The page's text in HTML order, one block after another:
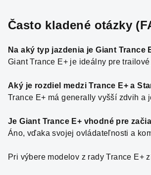
Často kladené otázky
Na aký typ jazdenia je Giant Trance
Giant Trance E+ je ideálny pre
Aký je rozdiel medzi Trance E+ a
Trance E+ má generally vyšší zdvih
Je Giant Trance E+ vhodné pre
Áno, vďaka svojej ovládateľnosti a
Pri výbere modelov z rady Trance E+